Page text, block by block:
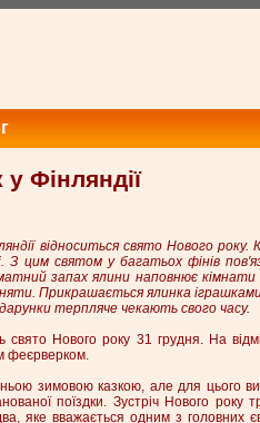
Фінляндії
відноситься свято Нового року.
цим святом у багатьох фінів
запах ялини наповнює кімнати
Прикрашається ялинка
терпляче чекають свого часу.
свято Нового року 31 грудня. На
феєрверком.
зимовою казкою, але для цього ви
поїздки. Зустріч Нового року
яке вважається одним з головних